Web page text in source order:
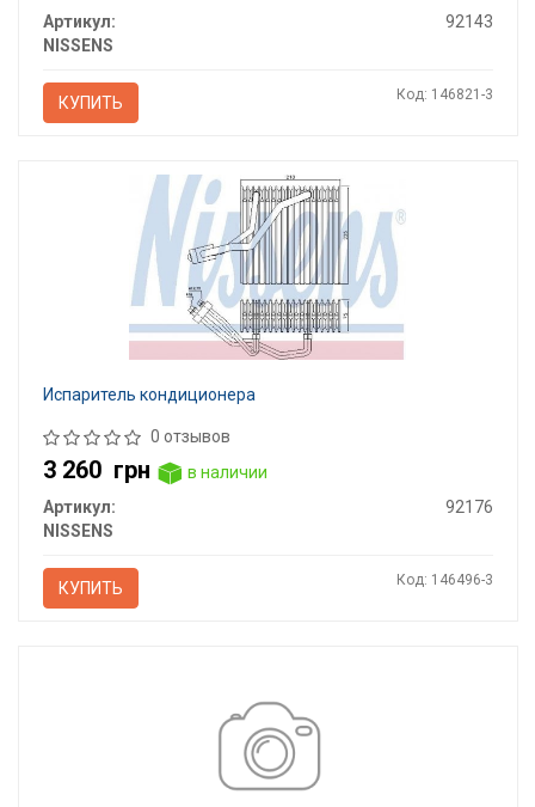
Артикул:
92143
NISSENS
КУПИТЬ Код: 146821-3
Испаритель кондиционера
0 отзывов
3 260 грн
в наличии
Артикул:
92176
NISSENS
КУПИТЬ Код: 146496-3